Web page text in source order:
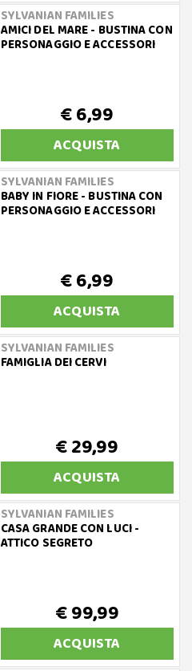
SYLVANIAN FAMILIES
AMICI DEL MARE - BUSTINA CON
PERSONAGGIO E ACCESSORI
€ 6,99
ACQUISTA
SYLVANIAN FAMILIES
BABY IN FIORE - BUSTINA CON
PERSONAGGIO E ACCESSORI
€ 6,99
ACQUISTA
SYLVANIAN FAMILIES
FAMIGLIA DEI CERVI
€ 29,99
ACQUISTA
SYLVANIAN FAMILIES
CASA GRANDE CON LUCI -
ATTICO SEGRETO
€ 99,99
ACQUISTA